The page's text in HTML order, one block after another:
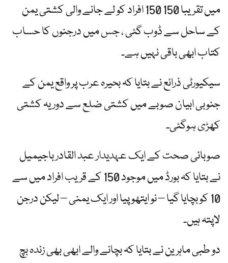
میں تقریبا 150 150 افراد کو لے جانے والی کشتی یمن
کے ساحل سے ڈوب گئی ، جس میں درجنوں کا حساب
کتاب ابھی باقی نہیں ہے۔
سیکیورٹی ذرائع نے بتایا کہ بحیرہ عرب پر واقع یمن کے
جنوبی ابیان صوبے میں کشتی ضلع سے دور یہ کشتی
کھڑی ہوگئی۔
صوبائی صحت کے ایک عہدیدار عبد القادر باجیمیل
نے بتایا کہ بورڈ میں موجود 150 کے قریب افراد میں سے
10 کو بچایا گیا – نو ایتھوپیا اور ایک یمنی – لیکن درجن
لاپتہ ہیں۔
دو طبی ماہرین نے بتایا کہ بچانے والے ابھی بھی زندہ بچ